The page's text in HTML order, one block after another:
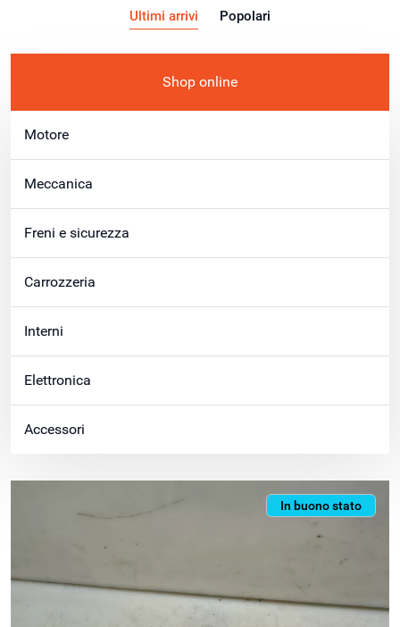
Ultimi arrivi Popolari
Shop online
Motore
Meccanica
Freni e sicurezza
Carrozzeria
Interni
Elettronica
Accessori
In buono stato